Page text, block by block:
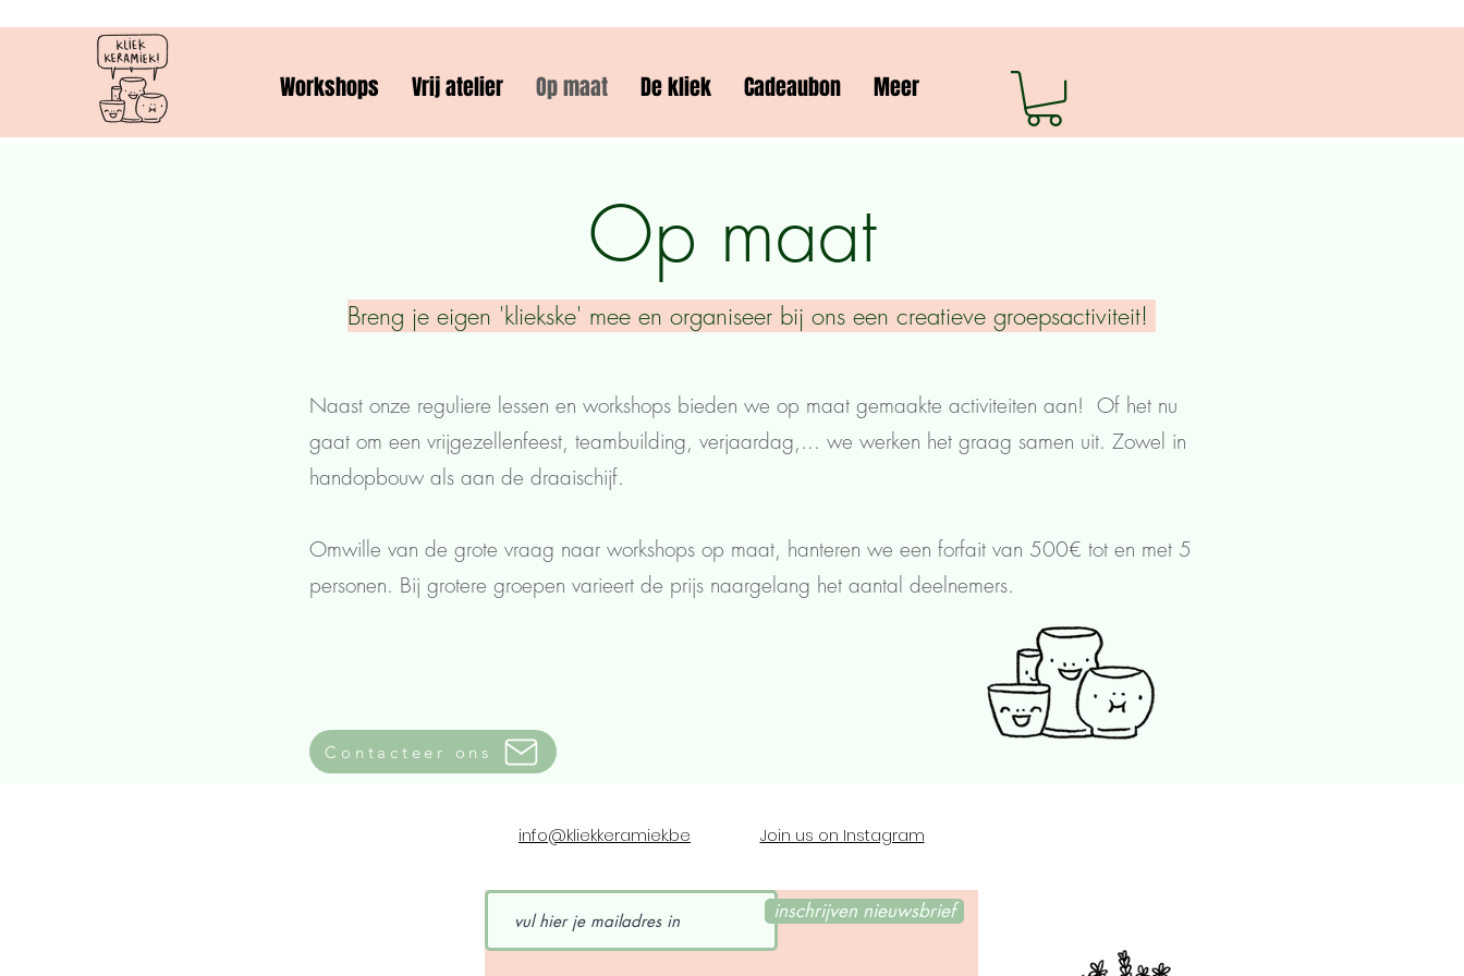
Workshops Vrij atelier Op maat De kliek Cadeaubon Meer
Op maat
Breng je eigen 'kliekske' mee en organiseer bij ons een creatieve groepsactiviteit!
Naast onze reguliere lessen en workshops bieden we op maat gemaakte activiteiten aan! Of het nu
gaat om een vrijgezellenfeest, teambuilding, verjaardag,... we werken het graag samen uit. Zowel in
handopbouw als aan de draaischijf.
Omwille van de grote vraag naar workshops op maat, hanteren we een forfait van 500€ tot en met 5
personen. Bij grotere groepen varieert de prijs naargelang het aantal deelnemers.
Contacteer ons
info@kliekkeramiek.be Join us on Instagram
inschrijven nieuwsbrief